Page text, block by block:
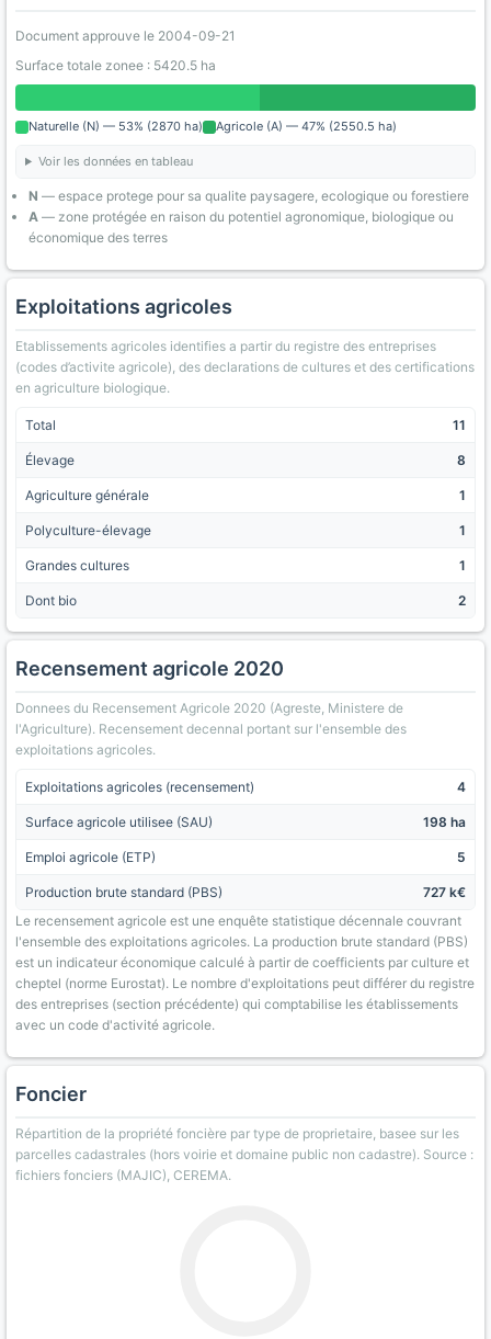
Document approuve le 2004-09-21
Surface totale zonee : 5420.5 ha
Naturelle (N) — 53% (2870 ha) Agricole (A) — 47% (2550.5 ha)
Voir les données en tableau
N — espace protege pour sa qualite paysagere, ecologique ou forestiere
A — zone protégée en raison du potentiel agronomique, biologique ou
économique des terres
Exploitations agricoles
Etablissements agricoles identifies a partir du registre des entreprises
(codes d’activite agricole), des declarations de cultures et des certifications
en agriculture biologique.
Total 11
Élevage 8
Agriculture générale 1
Polyculture-élevage 1
Grandes cultures 1
Dont bio 2
Recensement agricole 2020
Donnees du Recensement Agricole 2020 (Agreste, Ministere de
l'Agriculture). Recensement decennal portant sur l'ensemble des
exploitations agricoles.
Exploitations agricoles (recensement) 4
Surface agricole utilisee (SAU) 198 ha
Emploi agricole (ETP) 5
Production brute standard (PBS)
727 k€
Le recensement agricole est une enquête statistique décennale couvrant
l'ensemble des exploitations agricoles. La production brute standard (PBS)
est un indicateur économique calculé à partir de coefficients par culture et
cheptel (norme Eurostat). Le nombre d'exploitations peut différer du registre
des entreprises (section précédente) qui comptabilise les établissements
avec un code d'activité agricole.
Foncier
Répartition de la propriété foncière par type de proprietaire, basee sur les
parcelles cadastrales (hors voirie et domaine public non cadastre). Source :
fichiers fonciers (MAJIC), CEREMA.